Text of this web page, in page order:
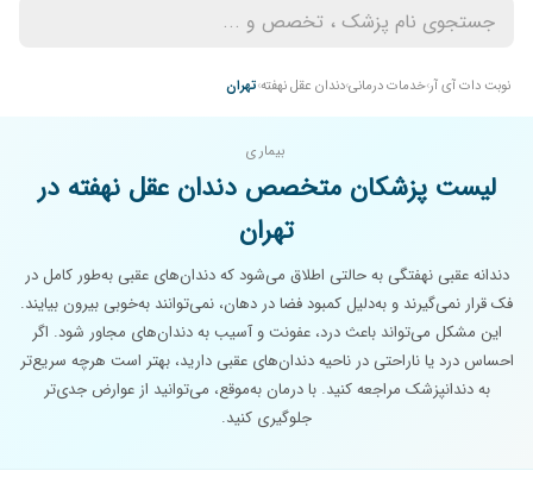
نوبت دات آی آر خدمات درمانیدندان عقل نهفته تهران
بیماری
لیست پزشکان متخصص دندان عقل نهفته در
تهران
دندانه عقبی نهفتگی به حالتی اطلاق می‌شود که دندان‌های عقبی به‌طور کامل در
فک قرار نمی‌گیرند و به‌دلیل کمبود فضا در دهان، نمی‌توانند به‌خوبی بیرون بیایند.
این مشکل می‌تواند باعث درد، عفونت و آسیب به دندان‌های مجاور شود. اگر
احساس درد یا ناراحتی در ناحیه دندان‌های عقبی دارید، بهتر است هرچه سریع‌تر
به دندانپزشک مراجعه کنید. با درمان به‌موقع، می‌توانید از عوارض جدی‌تر
جلوگیری کنید.